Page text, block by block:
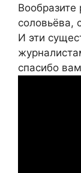
соловьёва,
И эти
спасибо